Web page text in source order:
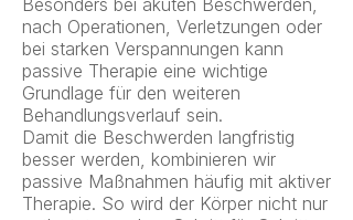
Besonders bei akuten Beschwerden,
nach Operationen, Verletzungen oder
bei starken Verspannungen kann
passive Therapie eine wichtige
Grundlage für den weiteren
Behandlungsverlauf sein.
Damit die Beschwerden langfristig
besser werden, kombinieren wir
passive Maßnahmen häufig mit aktiver
Therapie. So wird der Körper nicht nur